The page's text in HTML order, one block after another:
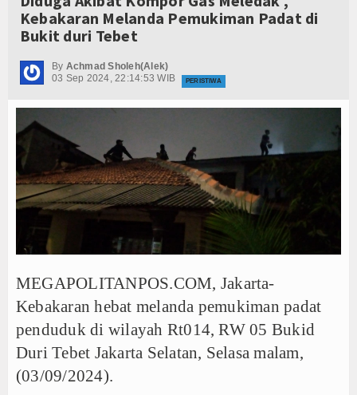
Ateng Sutisna Satukan Ribuan Bobotoh, Nobar
SIAL Food & Drinks Indonesia 2026 Perkuat
Munjirin Panen Padi Ciherang di Cakung, Urban
Interupsi PDIP Warnai Paripurna APBD
Bupati Majalengka Beberkan Hasil Paripurna
APBD Majalengka 2026 Naik Jadi Rp 3,14 Triliun,
Persib Gagal Juara, Ateng Sutisna Ajak
Bupati Majalengka Ajak Ribuan Bobotoh
Ateng Sutisna Satukan Ribuan Bobotoh, Nobar
SIAL Food & Drinks Indonesia 2026 Perkuat
Kapolres Majalengka Ajak Bobotoh Junjung
Munjirin Panen Padi Ciherang di Cakung, Urban
PTPN I Ubah Aset Jadi Mesin Pertumbuhan,
Interupsi PDIP Warnai Paripurna APBD
Kebakaran Melanda Pemukiman Padat di
Bukit duri Tebet
By Achmad Sholeh(Alek)
03 Sep 2024, 22:14:53 WIB
PERISTIWA
MEGAPOLITANPOS.COM, Jakarta-
Kebakaran hebat melanda pemukiman padat
penduduk di wilayah Rt014, RW 05 Bukid
Duri Tebet Jakarta Selatan, Selasa malam,
(03/09/2024).